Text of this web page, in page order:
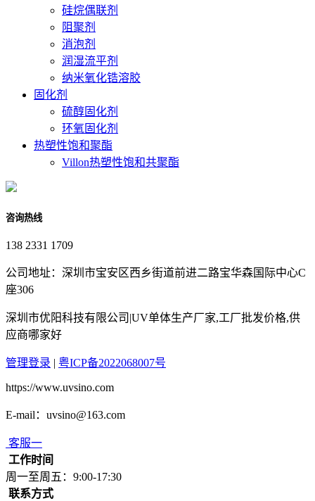
硅烷偶联剂
阻聚剂
消泡剂
润湿流平剂
纳米氧化锆溶胶
固化剂
硫醇固化剂
环氧固化剂
热塑性饱和聚酯
Villon热塑性饱和共聚酯
咨询热线
138 2331 1709
公司地址：深圳市宝安区西乡街道前进二路宝华森国际中心C
座306
深圳市优阳科技有限公司|UV单体生产厂家,工厂批发价格,供
应商哪家好
管理登录 | 粤ICP备2022068007号
https://www.uvsino.com
E-mail：uvsino@163.com
客服一
工作时间
周一至周五：9:00-17:30
联系方式